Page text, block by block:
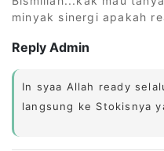
minyak sinergi apakah
Reply Admin
In syaa Allah ready
langsung ke Stokisnya